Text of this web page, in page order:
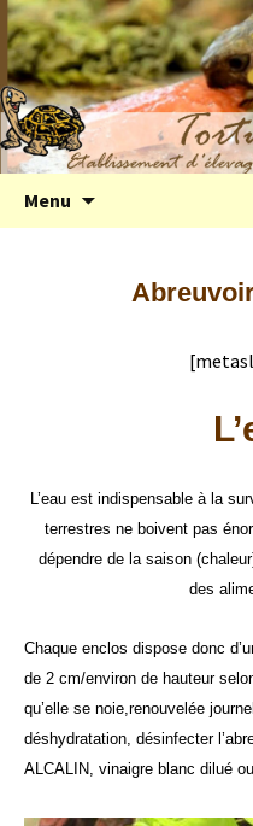
Elevage de tortues
Hermann
Menu
L’eau est indispensable à la
terrestres ne boivent pas
dépendre de la saison
des
Chaque enclos dispose donc
de 2 cm/environ de hauteur
qu’elle se noie,renouvelée
déshydratation, désinfecter
ALCALIN, vinaigre blanc dilué